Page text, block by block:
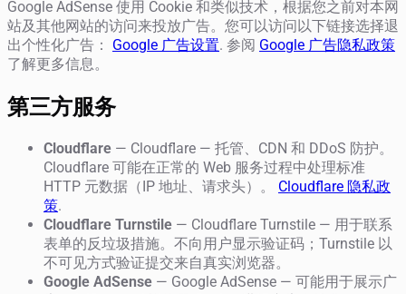
Google AdSense 使用 Cookie 和类似技术，根据您之前对本网
站及其他网站的访问来投放广告。您可以访问以下链接选择退
出个性化广告： Google 广告设置. 参阅 Google 广告隐私政策
了解更多信息。
第三方服务
Cloudflare — Cloudflare — 托管、CDN 和 DDoS 防护。
Cloudflare 可能在正常的 Web 服务过程中处理标准
HTTP 元数据（IP 地址、请求头）。 Cloudflare 隐私政
策.
Cloudflare Turnstile — Cloudflare Turnstile — 用于联系
表单的反垃圾措施。不向用户显示验证码；Turnstile 以
不可见方式验证提交来自真实浏览器。
Google AdSense — Google AdSense — 可能用于展示广